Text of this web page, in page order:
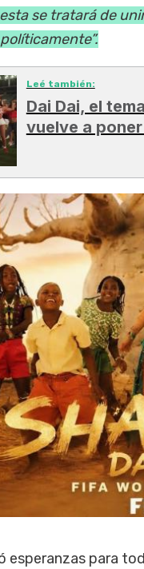
se tratará de
Leé también:
Dai Dai, el
vuelve a
esperanzas para